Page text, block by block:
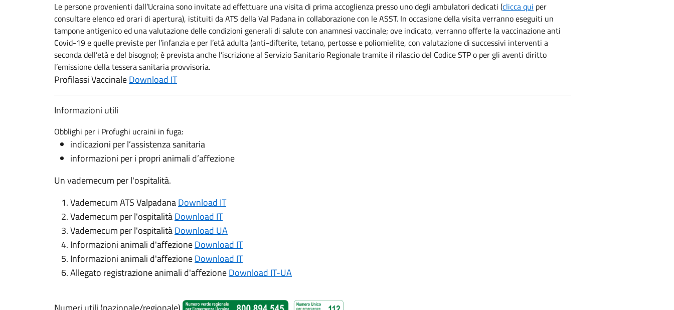
Le persone provenienti dall’Ucraina sono invitate ad effettuare una visita di prima accoglienza presso uno degli ambulatori dedicati (clicca qui per
consultare elenco ed orari di apertura), istituiti da ATS della Val Padana in collaborazione con le ASST. In occasione della visita verranno eseguiti un
tampone antigenico ed una valutazione delle condizioni generali di salute con anamnesi vaccinale; ove indicato, verranno offerte la vaccinazione anti
Covid-19 e quelle previste per l’infanzia e per l’età adulta (anti-difterite, tetano, pertosse e poliomielite, con valutazione di successivi interventi a
seconda dell’età e del bisogno); è prevista anche l’iscrizione al Servizio Sanitario Regionale tramite il rilascio del Codice STP o per gli aventi diritto
l’emissione della tessera sanitaria provvisoria.
Profilassi VaccinaleDownload IT
Informazioni utili
Obblighi per i Profughi ucraini in fuga:
indicazioni per l’assistenza sanitaria
informazioni per i propri animali d’affezione
Un vademecum per l'ospitalità.
Vademecum ATS ValpadanaDownload IT
Vademecum per l'ospitalitàDownload IT
Vademecum per l'ospitalitàDownload UA
Informazioni animali d'affezioneDownload IT
Informazioni animali d'affezioneDownload IT
Allegato registrazione animali d'affezioneDownload IT-UA